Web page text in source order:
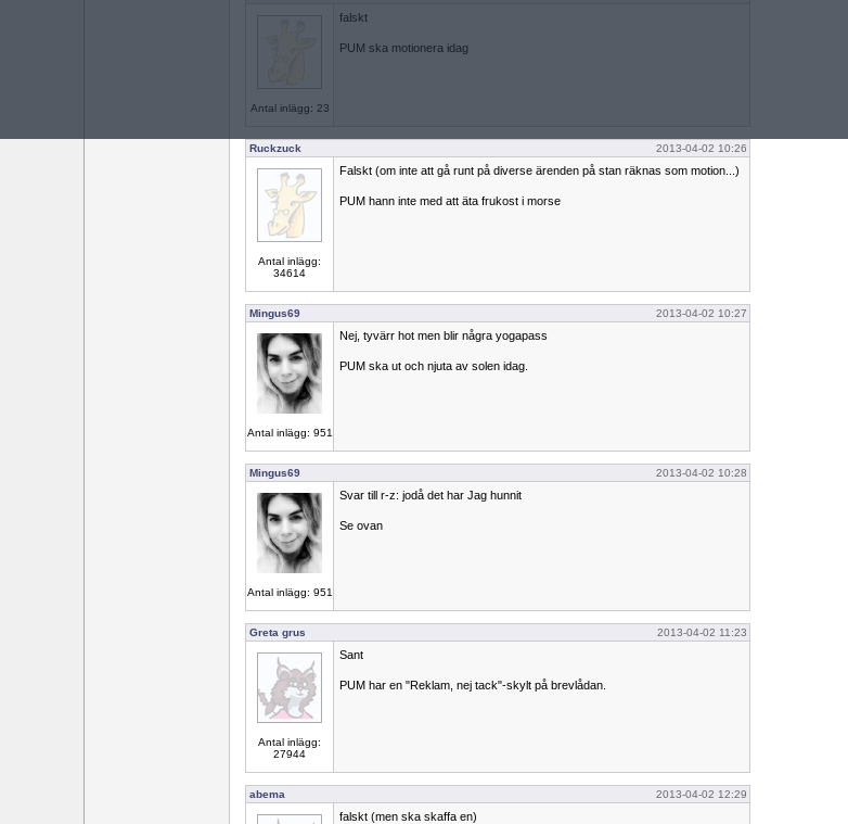
Antal inlägg: 23
falskt
PUM ska motionera idag
Ruckzuck 2013-04-02 10:26
Antal inlägg:
34614
Falskt (om inte att gå runt på diverse ärenden på stan räknas som motion...)
PUM hann inte med att äta frukost i morse
Mingus69 2013-04-02 10:27
Antal inlägg: 951
Nej, tyvärr hot men blir några yogapass
PUM ska ut och njuta av solen idag.
Mingus69 2013-04-02 10:28
Antal inlägg: 951
Svar till r-z: jodå det har Jag hunnit
Se ovan
Greta grus 2013-04-02 11:23
Antal inlägg:
27944
Sant
PUM har en "Reklam, nej tack"-skylt på brevlådan.
abema 2013-04-02 12:29
falskt (men ska skaffa en)